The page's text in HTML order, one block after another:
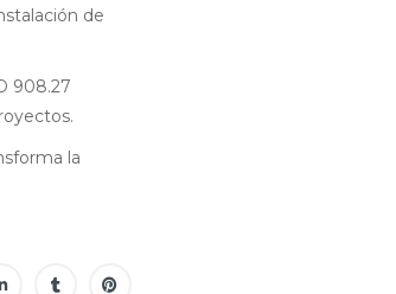
de
908.27
la